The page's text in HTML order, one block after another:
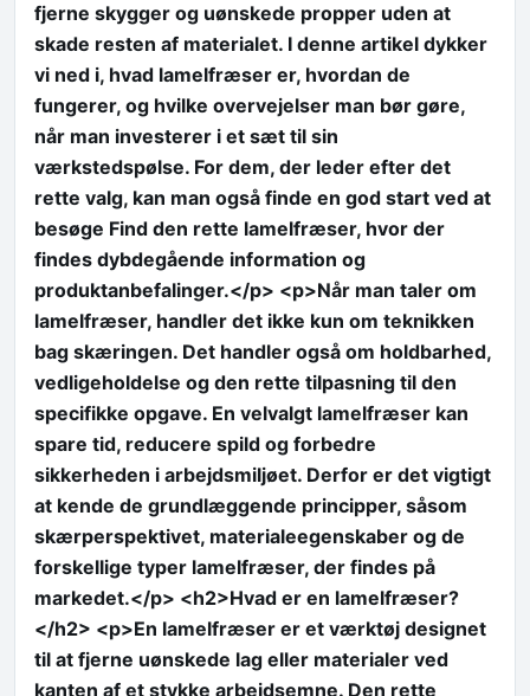
fjerne skygger og uønskede propper uden at
skade resten af materialet. I denne artikel dykker
vi ned i, hvad lamelfræser er, hvordan de
fungerer, og hvilke overvejelser man bør gøre,
når man investerer i et sæt til sin
værkstedspølse. For dem, der leder efter det
rette valg, kan man også finde en god start ved at
besøge Find den rette lamelfræser, hvor der
findes dybdegående information og
produktanbefalinger.</p> <p>Når man taler om
lamelfræser, handler det ikke kun om teknikken
bag skæringen. Det handler også om holdbarhed,
vedligeholdelse og den rette tilpasning til den
specifikke opgave. En velvalgt lamelfræser kan
spare tid, reducere spild og forbedre
sikkerheden i arbejdsmiljøet. Derfor er det vigtigt
at kende de grundlæggende principper, såsom
skærperspektivet, materialeegenskaber og de
forskellige typer lamelfræser, der findes på
markedet.</p> <h2>Hvad er en lamelfræser?
</h2> <p>En lamelfræser er et værktøj designet
til at fjerne uønskede lag eller materialer ved
kanten af et stykke arbejdsemne. Den rette